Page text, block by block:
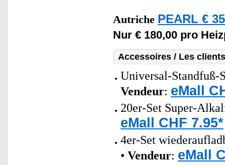
Autriche PEARL €
Nur € 180,00 pro
Accessoires / Les
Universal-Standfuß-
Vendeur: eMall
20er-Set Super-
eMall CHF 7.95*
4er-Set
• Vendeur: eMall